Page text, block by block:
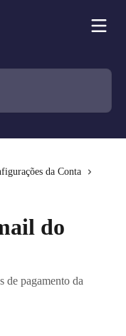
da Conta
do
de pagamento da